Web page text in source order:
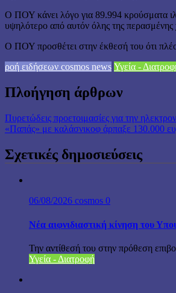
Ο ΠΟΥ κάνει λόγο για 89.994 κρούσματα
υψηλότερο από αυτόν όλης της περασμένης
Ο ΠΟΥ προσθέτει στην έκθεσή του ότι
ροή ειδήσεων cosmos news Υγεία -
Πλοήγηση άρθρων
Πυρετώδεις προετοιμασίες για την
«Παπάς» με καλάσνικοφ άρπαξε 130.000
Σχετικές δημοσιεύσεις
06/08/2026 cosmos 0
Νέα αιφνιδιαστική κίνηση του
Την αντίθεσή του στην πρόθεση
Υγεία - Διατροφή